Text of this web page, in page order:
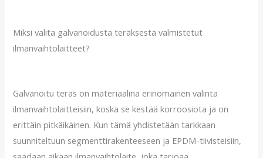
Miksi valita galvanoidusta teräksestä valmistetut
ilmanvaihtolaitteet?
Galvanoitu teräs on materiaalina erinomainen valinta
ilmanvaihtolaitteisiin, koska se kestää korroosiota ja on
erittäin pitkäikäinen. Kun tämä yhdistetään tarkkaan
suunniteltuun segmenttirakenteeseen ja EPDM-tiivisteisiin,